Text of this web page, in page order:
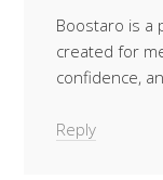
Boostaro is a
created for
confidence,
Reply